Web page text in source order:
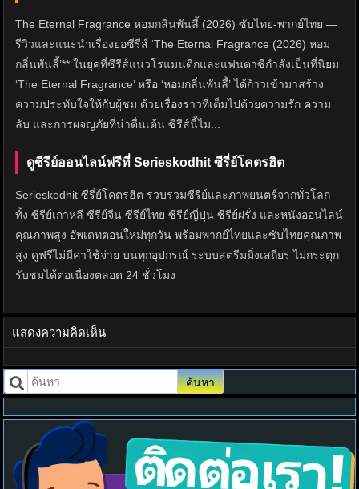
The Eternal Fragrance หอมกลิ่นพันลี้ (2026) ซับไทย-พากย์ไทย —
รีวิวและแนะนำเรื่องย่อซีรีส์ ‘The Eternal Fragrance (2026) หอม
กลิ่นพันลี้’** ในยุคที่ซีรีส์แนวโรแมนติกและแฟนตาซีกำลังเป็นที่นิยม
‘The Eternal Fragrance’ หรือ ‘หอมกลิ่นพันลี้’ ได้ก้าวเข้ามาสร้าง
ความประทับใจให้กับผู้ชม ด้วยเรื่องราวที่เต็มไปด้วยความรัก ความ
ลับ และการผจญภัยที่น่าตื่นเต้น ซีรีส์นี้ไม...
ดูซีรีย์ออนไลน์ฟรีที่ Serieskodhit ซีรี่ย์โคตรฮิต
Serieskodhit ซีรี่ย์โคตรฮิต รวบรวมซีรีย์และภาพยนตร์จากทั่วโลก
ทั้ง ซีรีย์เกาหลี ซีรีย์จีน ซีรีย์ไทย ซีรีย์ญี่ปุ่น ซีรีย์ฝรั่ง และหนังออนไลน์
คุณภาพสูง อัพเดทตอนใหม่ทุกวัน พร้อมพากย์ไทยและซับไทยคุณภาพ
สูง ดูฟรีไม่มีค่าใช้จ่าย บนทุกอุปกรณ์ ระบบสตรีมมิ่งเสถียร ไม่กระตุก
รับชมได้ต่อเนื่องตลอด 24 ชั่วโมง
แสดงความคิดเห็น
ค้นหา